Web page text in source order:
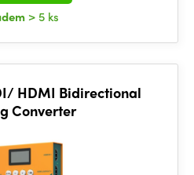
> 5 ks
HDMI Bidirectional
Converter